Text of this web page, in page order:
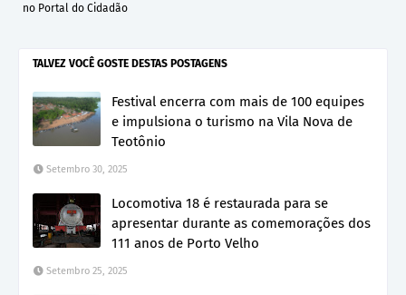
no Portal do Cidadão
TALVEZ VOCÊ GOSTE DESTAS POSTAGENS
Festival encerra com mais de 100 equipes
e impulsiona o turismo na Vila Nova de
Teotônio
Setembro 30, 2025
Locomotiva 18 é restaurada para se
apresentar durante as comemorações dos
111 anos de Porto Velho
Setembro 25, 2025